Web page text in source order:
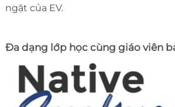
ngặt của EV.
Đa dạng lớp học cùng giáo viên